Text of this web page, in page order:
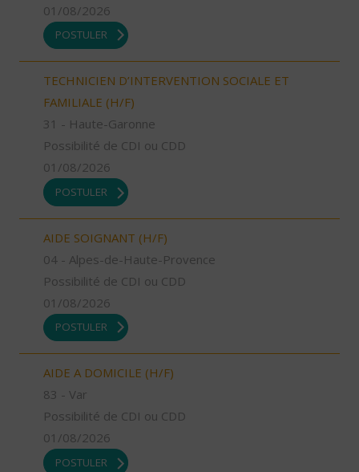
01/08/2026
POSTULER
TECHNICIEN D’INTERVENTION SOCIALE ET
FAMILIALE (H/F)
31 - Haute-Garonne
Possibilité de CDI ou CDD
01/08/2026
POSTULER
AIDE SOIGNANT (H/F)
04 - Alpes-de-Haute-Provence
Possibilité de CDI ou CDD
01/08/2026
POSTULER
AIDE A DOMICILE (H/F)
83 - Var
Possibilité de CDI ou CDD
01/08/2026
POSTULER